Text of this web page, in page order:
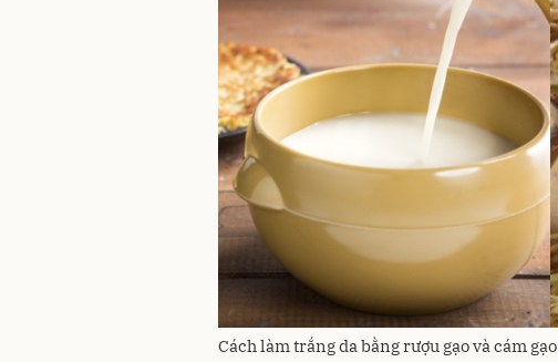
Cách làm trắng da bằng rượu gạo và cám gạo